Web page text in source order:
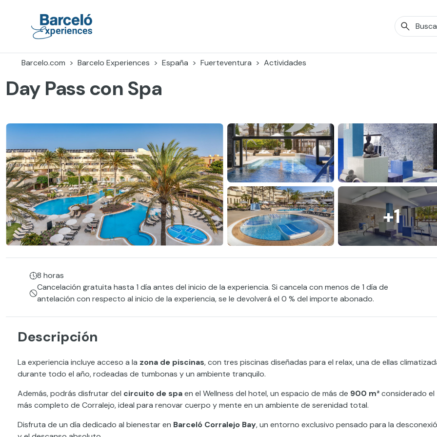
Barcelo.com
Barcelo Experiences España Fuerteventura Actividades
Day Pass con Spa
+1
8 horas
Cancelación gratuita hasta 1 día antes del inicio de la experiencia. Si cancela con menos de 1 día de
antelación con respecto al inicio de la experiencia, se le devolverá el 0 % del importe abonado.
Descripción
La experiencia incluye acceso a la zona de piscinas, con tres piscinas diseñadas para el relax, una de ellas
durante todo el año, rodeadas de tumbonas y un ambiente tranquilo.
Además, podrás disfrutar del circuito de spaen el Wellness del hotel, un espacio de más de 900 m²considerado el
más completo de Corralejo, ideal para renovar cuerpo y mente en un ambiente de serenidad total.
Disfruta de un día dedicado al bienestar en Barceló Corralejo Bay, un entorno exclusivo pensado para la